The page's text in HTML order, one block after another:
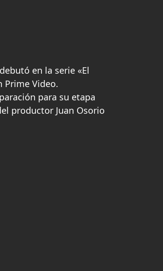
en la serie «El
Prime Video.
para su etapa
productor Juan Osorio